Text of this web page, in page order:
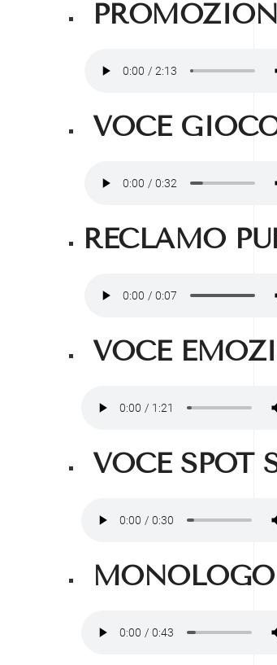
VOCE
RECLAMO
VOCE
VOCE SPOT
MONOLOGO